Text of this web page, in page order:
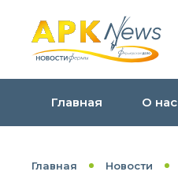
Главная О нас
Главная Новости